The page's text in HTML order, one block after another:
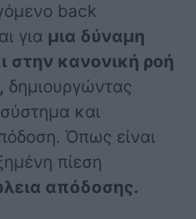
back
για μια δύναμη
στην κανονική ροή
δημιουργώντας
και
Όπως είναι
πίεση
απόδοσης.